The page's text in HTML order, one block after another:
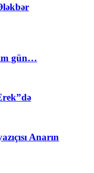
gün…
Anarın